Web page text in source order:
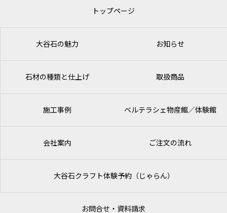
トップページ
大谷石の魅力 お知らせ
石材の種類と仕上げ 取扱商品
施工事例 ベルテラシェ物産館／体験館
会社案内 ご注文の流れ
大谷石クラフト体験予約（じゃらん）
お問合せ・資料請求